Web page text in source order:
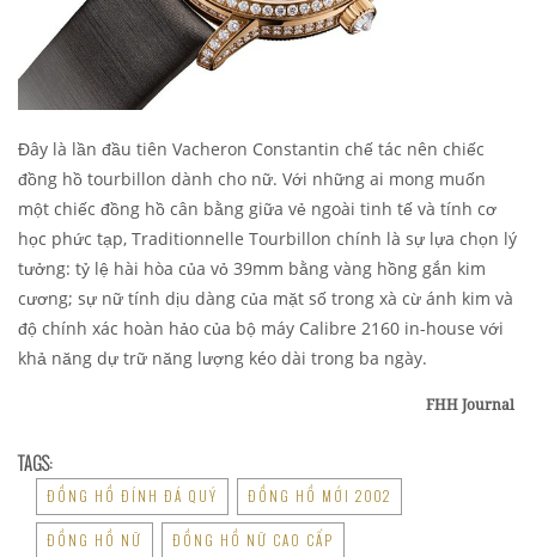
Đây là lần đầu tiên Vacheron Constantin chế tác nên chiếc
đồng hồ tourbillon dành cho nữ. Với những ai mong muốn
một chiếc đồng hồ cân bằng giữa vẻ ngoài tinh tế và tính cơ
học phức tạp, Traditionnelle Tourbillon chính là sự lựa chọn lý
tưởng: tỷ lệ hài hòa của vỏ 39mm bằng vàng hồng gắn kim
cương; sự nữ tính dịu dàng của mặt số trong xà cừ ánh kim và
độ chính xác hoàn hảo của bộ máy Calibre 2160 in-house với
khả năng dự trữ năng lượng kéo dài trong ba ngày.
FHH Journal
TAGS:
ĐỒNG HỒ ĐÍNH ĐÁ QUÝ ĐỒNG HỒ MỚI 2002
ĐỒNG HỒ NỮ ĐỒNG HỒ NỮ CAO CẤP